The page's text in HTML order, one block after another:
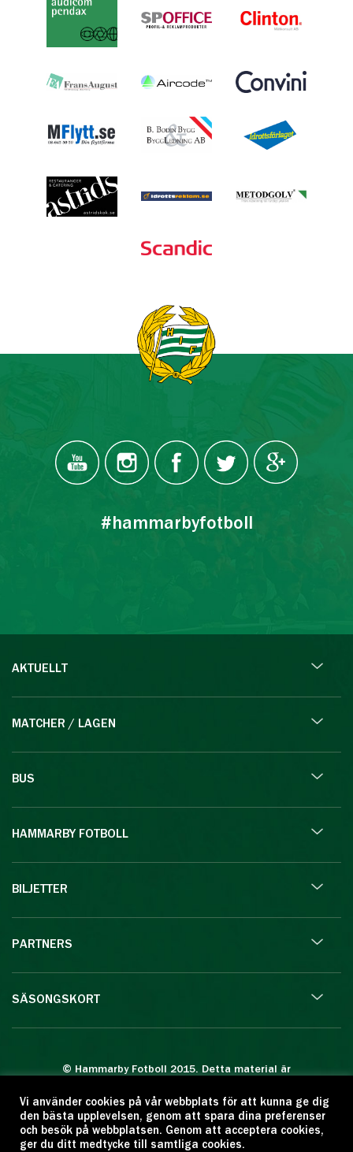
#hammarbyfotboll
AKTUELLT
MATCHER / LAGEN
BUS
HAMMARBY FOTBOLL
BILJETTER
PARTNERS
SÄSONGSKORT
© Hammarby Fotboll 2015. Detta material är
Eftertryck eller annan kopiering är förbjuden.
Citera oss gärna men ange källan:
www.hammarbyfotboll.se. Ansvarig utgivare:
Vi använder cookies på vår webbplats för att kunna ge dig
den bästa upplevelsen, genom att spara dina preferenser
och besök på webbplatsen. Genom att acceptera cookies,
ger du ditt medtycke till samtliga cookies.